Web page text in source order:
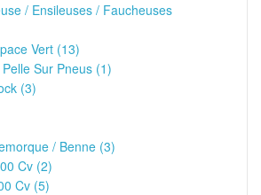
/ Ensileuses / Faucheuses
Vert (13)
Sur Pneus (1)
(3)
/ Benne (3)
Cv (2)
Cv (5)